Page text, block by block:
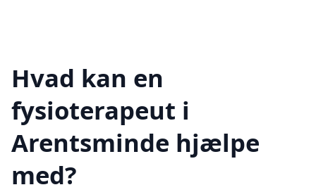
Hvad kan en
fysioterapeut i
Arentsminde hjælpe
med?